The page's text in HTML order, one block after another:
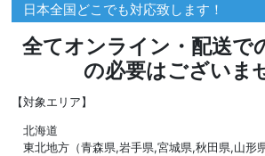
日本全国どこでも対応致します！
全てオンライン・配送で
の必要はございま
【対象エリア】
北海道
東北地方（青森県,岩手県,宮城県,秋田県,山形